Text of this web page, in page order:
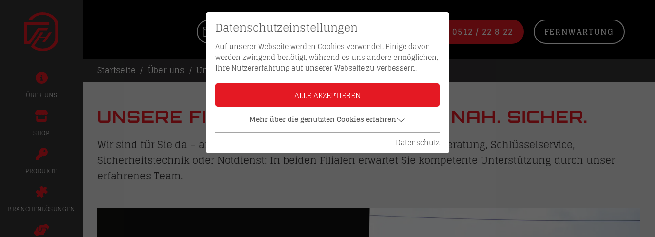
SCHLÜSSEL NACHBESTELLEN HOTLINE 0512 / 22 8 22 FERNWARTUNG
ÜBER UNS
SHOP
PRODUKTE
BRANCHENLÖSUNGEN
Startseite Über uns Unsere Filialen
UNSERE FILIALEN – PERSÖNLICH. NAH. SICHER.
Wir sind für Sie da – an zwei Standorten in Innsbruck. Ob persönliche Beratung, Schlüsselservice,
Sicherheitstechnik oder Notdienst: In beiden Filialen erwartet Sie kompetente Unterstützung durch unser
erfahrenes Team.
Datenschutzeinstellungen
Auf unserer Webseite werden Cookies verwendet. Einige davon
werden zwingend benötigt, während es uns andere ermöglichen,
Ihre Nutzererfahrung auf unserer Webseite zu verbessern.
ALLE AKZEPTIEREN
Mehr über die genutzten Cookies erfahren
Datenschutz